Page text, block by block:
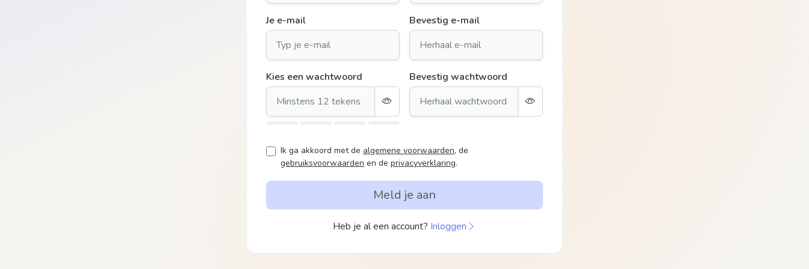
Je e-mail Bevestig e-mail
Kies een wachtwoord Bevestig wachtwoord
Ik ga akkoord met de algemene voorwaarden, de
gebruiksvoorwaarden en de privacyverklaring.
Meld je aan
Heb je al een account? Inloggen